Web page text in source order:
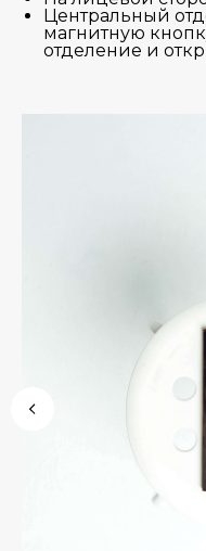
Центральный
магнитную
отделение и